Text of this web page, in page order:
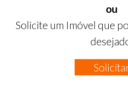
ou
Solicite um Imóvel que